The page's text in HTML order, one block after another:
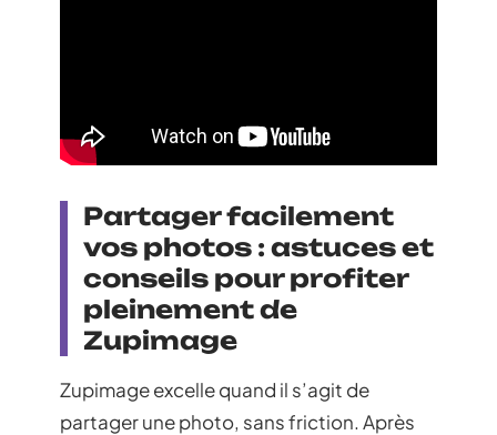
Partager facilement
vos photos : astuces et
conseils pour profiter
pleinement de
Zupimage
Zupimage excelle quand il s’agit de
partager une photo, sans friction. Après